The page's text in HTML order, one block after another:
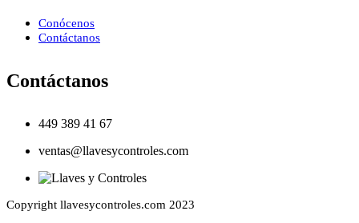
Conócenos
Contáctanos
Contáctanos
449 389 41 67
ventas@llavesycontroles.com
Copyright llavesycontroles.com 2023